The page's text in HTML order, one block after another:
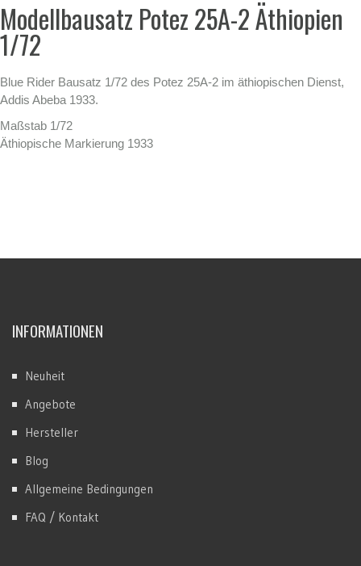
Modellbausatz Potez 25A-2 Äthiopien
1/72
Blue Rider Bausatz 1/72 des Potez 25A-2 im äthiopischen Dienst,
Addis Abeba 1933.
Maßstab 1/72
Äthiopische Markierung 1933
INFORMATIONEN
Neuheit
Angebote
Hersteller
Blog
Allgemeine Bedingungen
FAQ / Kontakt